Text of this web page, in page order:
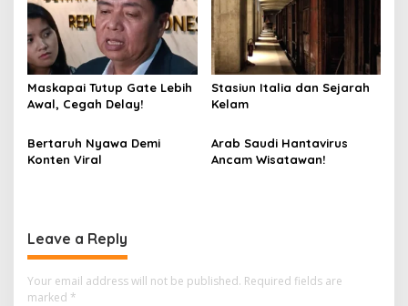
Maskapai Tutup Gate Lebih
Awal, Cegah Delay!
Stasiun Italia dan Sejarah
Kelam
Bertaruh Nyawa Demi
Konten Viral
Arab Saudi Hantavirus
Ancam Wisatawan!
Leave a Reply
Your email address will not be published. Required fields are
marked *